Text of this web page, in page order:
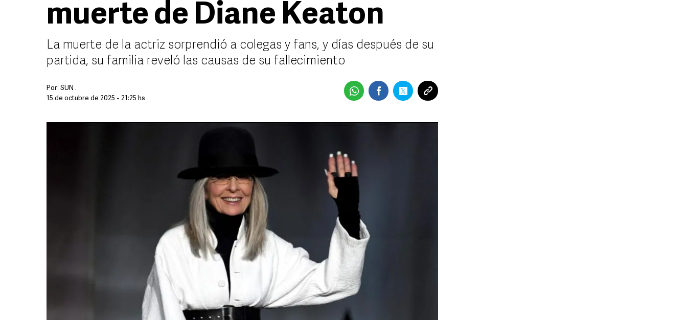
muerte de Diane Keaton
La muerte de la actriz sorprendió a colegas y fans, y días después de su
partida, su familia reveló las causas de su fallecimiento
Por: SUN .
15 de octubre de 2025 - 21:25 hs